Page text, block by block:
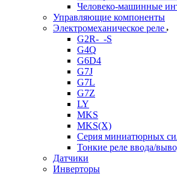
Человеко-машинные
Управляющие компоненты
Электромеханическое реле
G2R-_-S
G4Q
G6D4
G7J
G7L
G7Z
LY
MKS
MKS(X)
Серия миниатюрных
Тонкие реле ввода/
Датчики
Инверторы